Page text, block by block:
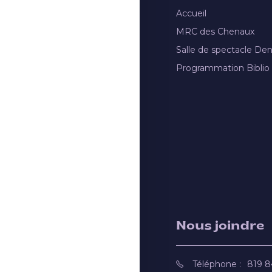
Accueil
MRC des Chenaux
Salle de spectacle
Programmation Biblio
Nous joindre
Téléphone : 819